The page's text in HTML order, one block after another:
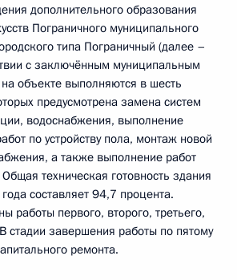
дополнительного образования
Пограничного муниципального
типа Пограничный (далее –
с заключённым муниципальным
объекте выполняются в шесть
предусмотрена замена систем
водоснабжения, выполнение
по устройству пола, монтаж новой
а также выполнение работ
техническая готовность здания
составляет 94,7 процента.
работы первого, второго, третьего,
стадии завершения работы по пятому
ремонта.